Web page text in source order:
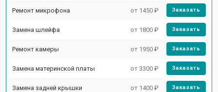
Ремонт микрофона от 1450 ₽ Заказать
Замена шлейфа от 1800 ₽ Заказать
Ремонт камеры от 1950 ₽ Заказать
Замена материнской платы от 3300 ₽ Заказать
Замена задней крышки от 1400 ₽ Заказать